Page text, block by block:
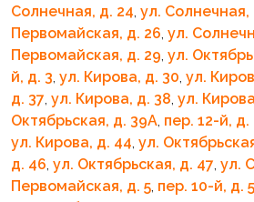
Солнечная, д. 24, ул. Солнечная,
Первомайская, д. 26, ул.
Первомайская, д. 29, ул.
й, д. 3, ул. Кирова, д. 30, ул.
д. 37, ул. Кирова, д. 38, ул.
Октябрьская, д. 39А, пер. 12-й, д.
ул. Кирова, д. 44, ул.
д. 46, ул. Октябрьская, д. 47, ул.
Первомайская, д. 5, пер. 10-й, д. 5